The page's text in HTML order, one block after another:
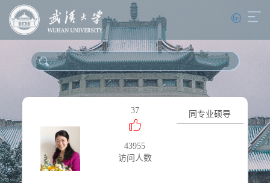
37
43955
访问人数
同专业硕导